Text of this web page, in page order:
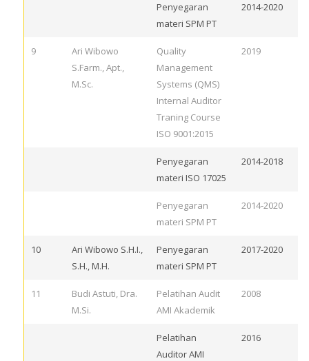
Penyegaran
materi SPM PT
2014-2020
9
Ari Wibowo
S.Farm., Apt.,
M.Sc.
Quality
Management
Systems (QMS)
Internal Auditor
Traning Course
ISO 9001:2015
2019
Penyegaran
materi ISO 17025
2014-2018
Penyegaran
materi SPM PT
2014-2020
10
Ari Wibowo S.H.I.,
S.H., M.H.
Penyegaran
materi SPM PT
2017-2020
11
Budi Astuti, Dra.
M.Si.
Pelatihan Audit
AMI Akademik
2008
Pelatihan
Auditor AMI
2016